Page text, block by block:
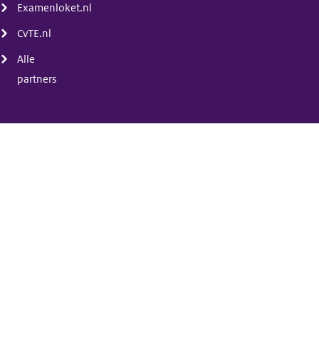
Examenloket.nl
CvTE.nl
Alle
partners